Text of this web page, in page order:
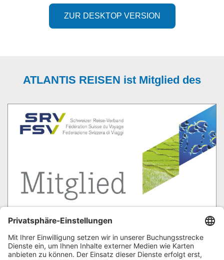
ZUR DESKTOP VERSION
ATLANTIS REISEN ist Mitglied des